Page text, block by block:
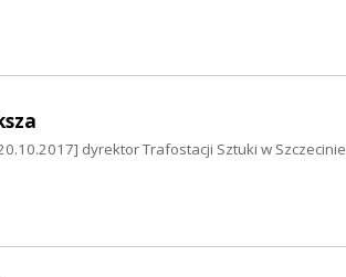
dyrektor Trafostacji Sztuki w Szczecinie